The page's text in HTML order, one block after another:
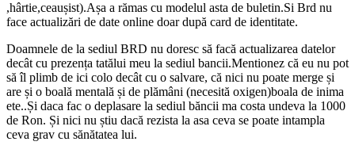
,hârtie,ceaușist).Așa a rămas cu modelul asta de buletin.Si Brd nu
face actualizări de date online doar după card de identitate.
Doamnele de la sediul BRD nu doresc să facă actualizarea datelor
decât cu prezența tatălui meu la sediul bancii.Mentionez că eu nu pot
să îl plimb de ici colo decât cu o salvare, că nici nu poate merge și
are și o boală mentală și de plămâni (necesită oxigen)boala de inima
ete..Și daca fac o deplasare la sediul băncii ma costa undeva la 1000
de Ron. Și nici nu știu dacă rezista la asa ceva se poate intampla
ceva grav cu sănătatea lui.